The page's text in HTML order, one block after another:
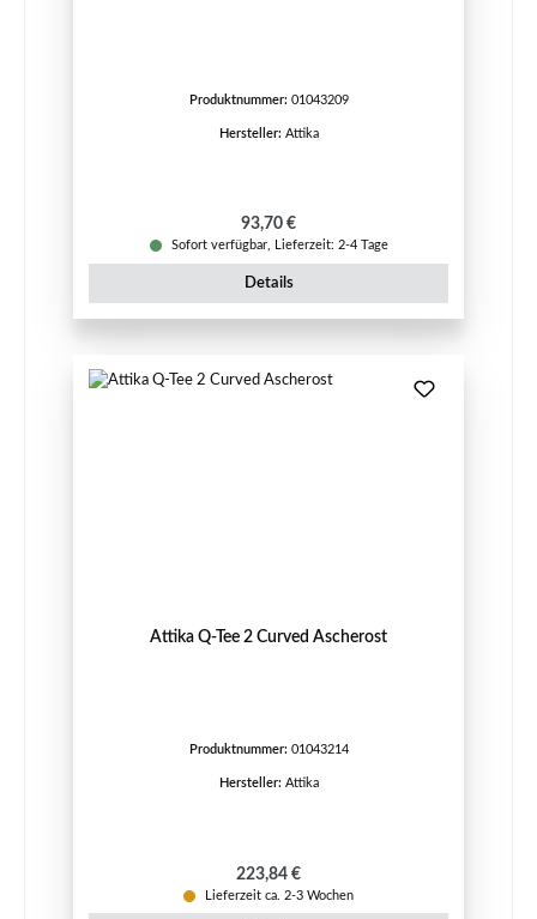
Produktnummer: 01043209
Hersteller: Attika
Regulärer Preis:
93,70 €
Sofort verfügbar, Lieferzeit: 2-4 Tage
Details
Attika Q-Tee 2 Curved Ascherost
Produktnummer: 01043214
Hersteller: Attika
Regulärer Preis:
223,84 €
Lieferzeit ca. 2-3 Wochen